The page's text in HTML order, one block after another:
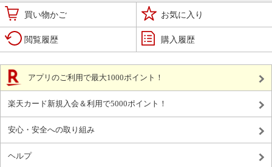
買い物かご お気に入り
閲覧履歴 購入履歴
アプリのご利用で最大1000ポイント！
楽天カード新規入会＆利用で5000ポイント！
安心・安全への取り組み
ヘルプ